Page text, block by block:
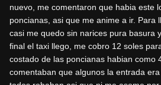
nuevo, me comentaron que habia este
poncianas, asi que me anime a ir. Para
casi me quedo sin narices pura basura
final el taxi llego, me cobro 12 soles
costado de las poncianas habian como
comentaban que algunos la entrada